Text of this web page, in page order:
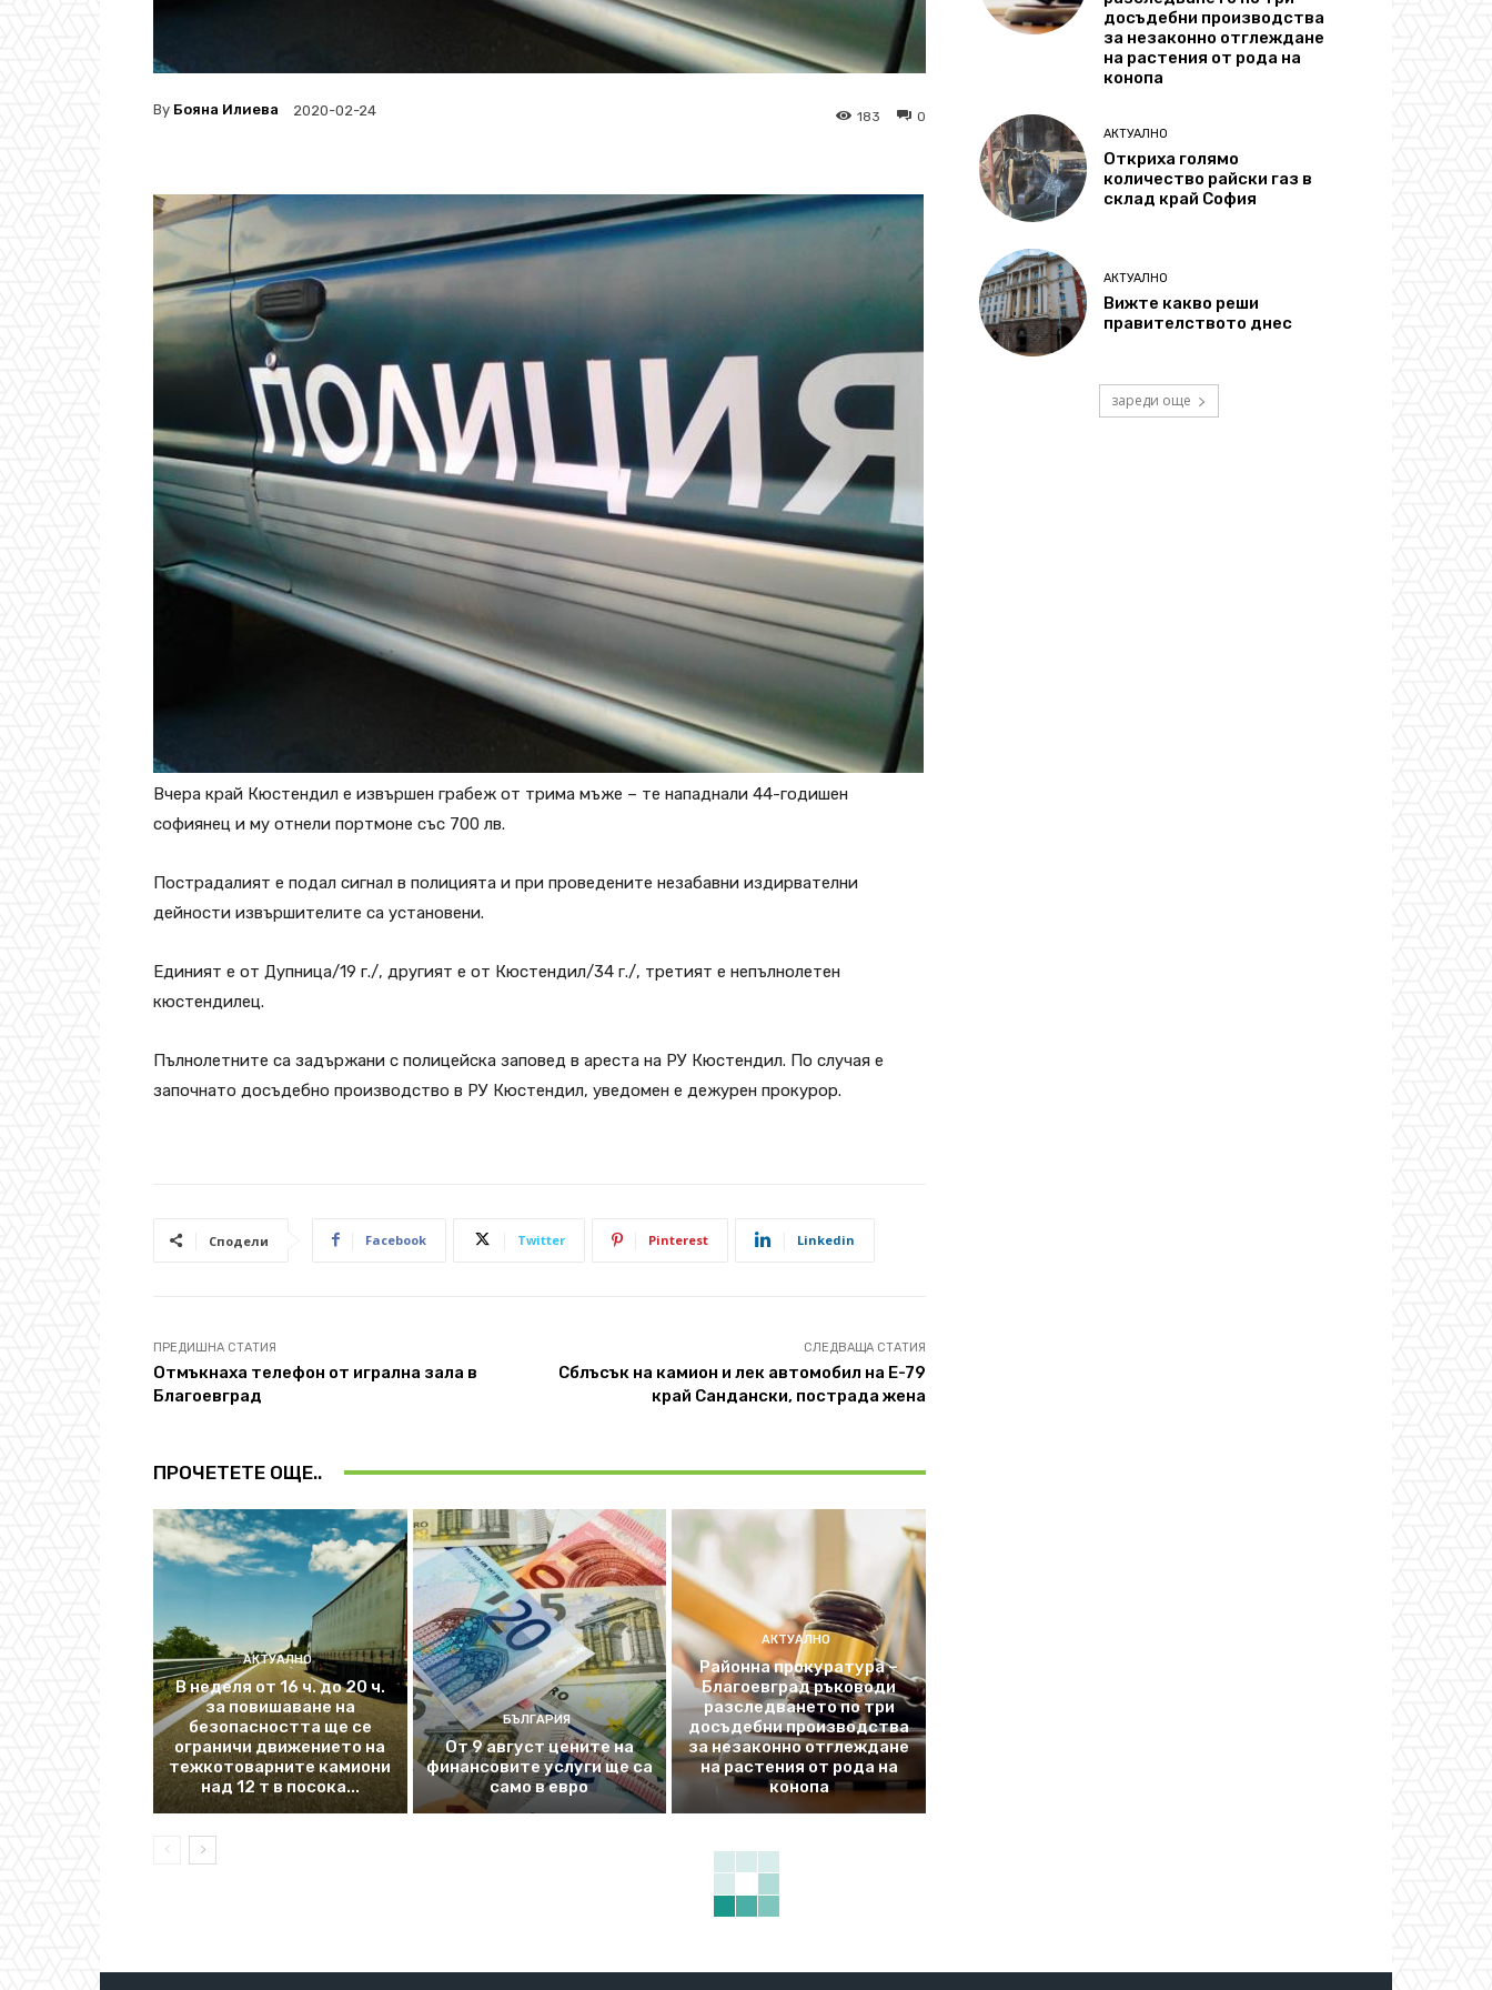
By Бояна Илиева 2020-02-24 0
183
Вчера край Кюстендил е извършен грабеж от трима мъже – те нападнали 44-годишен
софиянец и му отнели портмоне със 700 лв.
Пострадалият е подал сигнал в полицията и при проведените незабавни издирвателни
дейности извършителите са установени.
Единият е от Дупница/19 г./, другият е от Кюстендил/34 г./, третият е непълнолетен
кюстендилец.
Пълнолетните са задържани с полицейска заповед в ареста на РУ Кюстендил. По случая е
започнато досъдебно производство в РУ Кюстендил, уведомен е дежурен прокурор.
Сподели Facebook Twitter Pinterest Linkedin
ПРЕДИШНА СТАТИЯ
Отмъкнаха телефон от игрална зала в
Благоевград
СЛЕДВАЩА СТАТИЯ
Сблъсък на камион и лек автомобил на Е-79
край Сандански, пострада жена
ПРОЧЕТЕТЕ ОЩЕ..
АКТУАЛНО
В неделя от 16 ч. до 20 ч.
за повишаване на
безопасността ще се
ограничи движението на
тежкотоварните камиони
над 12 т в посока...
БЪЛГАРИЯ
От 9 август цените на
финансовите услуги ще са
само в евро
АКТУАЛНО
Районна прокуратура –
Благоевград ръководи
разследването по три
досъдебни производства
за незаконно отглеждане
на растения от рода на
конопа
досъдебни производства
за незаконно отглеждане
на растения от рода на
конопа
АКТУАЛНО
Откриха голямо
количество райски газ в
склад край София
АКТУАЛНО
Вижте какво реши
правителството днес
зареди още